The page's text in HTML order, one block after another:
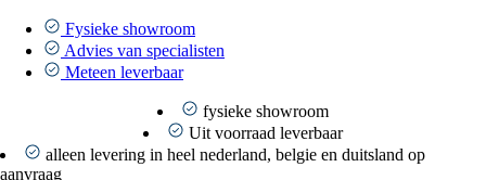
naar
inhoud
Fysieke showroom
Advies van specialisten
Meteen leverbaar
fysieke showroom
Uit voorraad leverbaar
alleen levering in heel nederland, belgie en duitsland op
aanvraag